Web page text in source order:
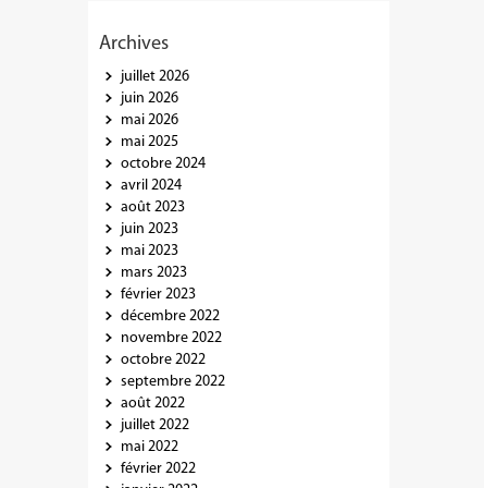
Archives
juillet 2026
juin 2026
mai 2026
mai 2025
octobre 2024
avril 2024
août 2023
juin 2023
mai 2023
mars 2023
février 2023
décembre 2022
novembre 2022
octobre 2022
septembre 2022
août 2022
juillet 2022
mai 2022
février 2022